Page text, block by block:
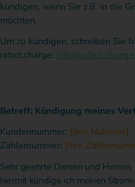
kündigen, wenn Sie z.B. in die
möchten.
Um zu kündigen, schreiben Sie
rabot.charge: info@rabot-
Betreff: Kündigung meines
Kundennummer: [Ihre Nummer]
Zählernummer: [Ihre
Sehr geehrte Damen und Herren,
hiermit kündige ich meinen